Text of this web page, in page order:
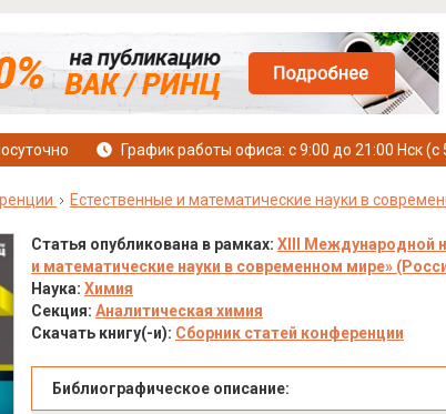
График работы офиса: с 9:00 до 21:00 Нск
Естественные и математические науки в
Статья опубликована в рамках: XIII Международной
и математические науки в современном мире»
Наука: Химия
Секция: Аналитическая химия
Скачать книгу(-и): Сборник статей конференции
Библиографическое описание: